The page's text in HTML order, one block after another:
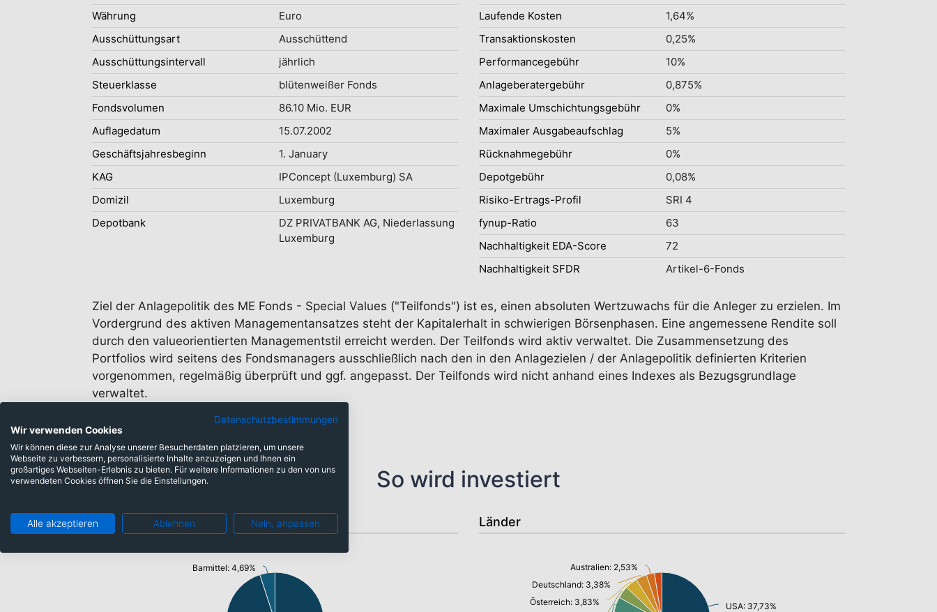
Währung
Euro
Ausschüttungsart
Ausschüttend
Ausschüttungsintervall
jährlich
Steuerklasse
blütenweißer Fonds
Fondsvolumen
86.10 Mio. EUR
Auflagedatum
15.07.2002
Geschäftsjahresbeginn
1. January
KAG
IPConcept (Luxemburg) SA
Domizil
Luxemburg
Depotbank
DZ PRIVATBANK AG, Niederlassung
Luxemburg
Laufende Kosten
1,64%
Transaktionskosten
0,25%
Performancegebühr
10%
Anlageberatergebühr
0,875%
Maximale Umschichtungsgebühr
0%
Maximaler Ausgabeaufschlag
5%
Rücknahmegebühr
0%
Depotgebühr
0,08%
Risiko-Ertrags-Profil
SRI 4
fynup-Ratio
63
Nachhaltigkeit EDA-Score
72
Nachhaltigkeit SFDR
Artikel-6-Fonds
Ziel der Anlagepolitik des ME Fonds - Special Values ("Teilfonds") ist es, einen absoluten Wertzuwachs für die Anleger zu erzielen. Im
Vordergrund des aktiven Managementansatzes steht der Kapitalerhalt in schwierigen Börsenphasen. Eine angemessene Rendite soll
durch den valueorientierten Managementstil erreicht werden. Der Teilfonds wird aktiv verwaltet. Die Zusammensetzung des
Portfolios wird seitens des Fondsmanagers ausschließlich nach den in den Anlagezielen / der Anlagepolitik definierten Kriterien
vorgenommen, regelmäßig überprüft und ggf. angepasst. Der Teilfonds wird nicht anhand eines Indexes als Bezugsgrundlage
verwaltet.
So wird investiert
Anlageklassen
Barmittel: 4,69%
Länder
USA: 37,73%
Österreich: 3,83%
Deutschland: 3,38%
Australien: 2,53%
Datenschutzbestimmungen
Wir verwenden Cookies
Wir können diese zur Analyse unserer Besucherdaten platzieren, um unsere
Webseite zu verbessern, personalisierte Inhalte anzuzeigen und Ihnen ein
großartiges Webseiten-Erlebnis zu bieten. Für weitere Informationen zu den von uns
verwendeten Cookies öffnen Sie die Einstellungen.
Alle akzeptieren Ablehnen Nein, anpassen